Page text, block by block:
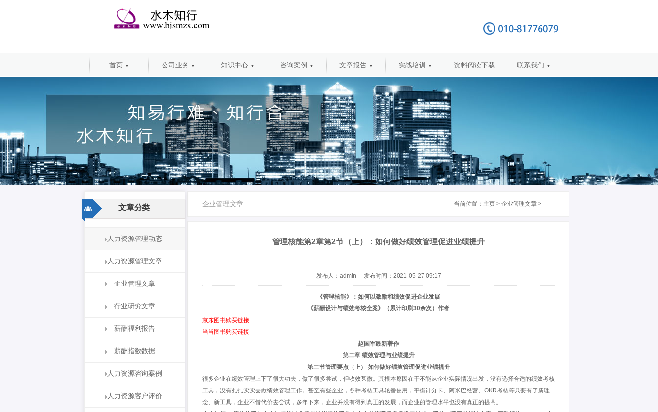
首页 ▼ 公司业务 ▼ 知识中心 ▼ 咨询案例 ▼ 文章报告 ▼ 实战培训 ▼ 资料阅读下载 联系我们 ▼
文章分类
人力资源管理动态
人力资源管理文章
企业管理文章
行业研究文章
薪酬福利报告
薪酬指数数据
人力资源咨询案例
人力资源客户评价
企业管理文章 当前位置： 主页 > 企业管理文章 >
管理核能第2章第2节（上）：如何做好绩效管理促进业绩提升
发布人：admin 发布时间：2021-05-27 09:17
《管理核能》：如何以激励和绩效促进企业发展
《薪酬设计与绩效考核全案》（累计印刷30余次）作者
京东图书购买链接
当当图书购买链接
赵国军最新著作
第二章 绩效管理与业绩提升
第二节管理要点（上） 如何做好绩效管理促进业绩提升
很多企业在绩效管理上下了很大功夫，做了很多尝试，但收效甚微。其根本原因在于不能从企业实际情况出发，没有选择合适的绩效考核
工具，没有扎扎实实去做绩效管理工作。甚至有些企业，各种考核工具轮番使用，平衡计分卡、阿米巴经营、OKR考核等只要有了新理
念、新工具，企业不惜代价去尝试，多年下来，企业并没有得到真正的发展，而企业的管理水平也没有真正的提高。